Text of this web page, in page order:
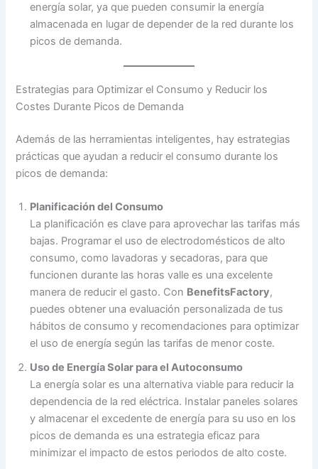
energía solar, ya que pueden consumir la energía
almacenada en lugar de depender de la red durante los
picos de demanda.
Estrategias para Optimizar el Consumo y Reducir los
Costes Durante Picos de Demanda
Además de las herramientas inteligentes, hay estrategias
prácticas que ayudan a reducir el consumo durante los
picos de demanda:
Planificación del Consumo
La planificación es clave para aprovechar las tarifas más
bajas. Programar el uso de electrodomésticos de alto
consumo, como lavadoras y secadoras, para que
funcionen durante las horas valle es una excelente
manera de reducir el gasto. Con BenefitsFactory,
puedes obtener una evaluación personalizada de tus
hábitos de consumo y recomendaciones para optimizar
el uso de energía según las tarifas de menor coste.
Uso de Energía Solar para el Autoconsumo
La energía solar es una alternativa viable para reducir la
dependencia de la red eléctrica. Instalar paneles solares
y almacenar el excedente de energía para su uso en los
picos de demanda es una estrategia eficaz para
minimizar el impacto de estos periodos de alto coste.